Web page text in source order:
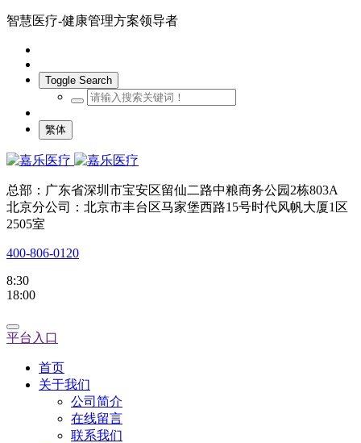
智慧医疗-健康管理方案领导者
Toggle Search
繁体
总部：广东省深圳市宝安区留仙二路中粮商务公园2栋803A
北京分公司：北京市丰台区马家堡西路15号时代风帆大厦1区
2505室
400-806-0120
8:30
18:00
平台入口
首页
关于我们
公司简介
在线留言
联系我们